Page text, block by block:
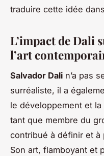
traduire cette idée
L’impact de Dali
l’art
Salvador Dali n’a pas
surréaliste, il a
le développement et
tant que membre du
contribué à définir et à
Son art, flamboyant et